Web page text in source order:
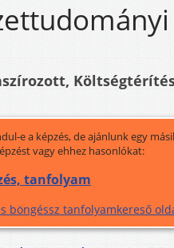
e a képzés, de ajánlunk egy
vagy ehhez hasonlókat:
tanfolyam
böngéssz tanfolyamkereső